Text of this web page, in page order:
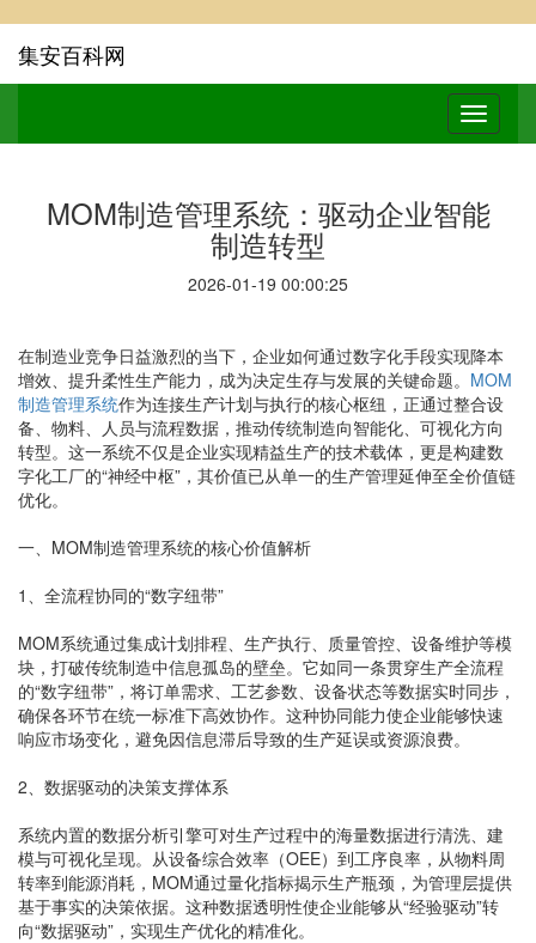
集安百科网
MOM制造管理系统：驱动企业智能
制造转型
2026-01-19 00:00:25
在制造业竞争日益激烈的当下，企业如何通过数字化手段实现降本
增效、提升柔性生产能力，成为决定生存与发展的关键命题。 MOM
制造管理系统作为连接生产计划与执行的核心枢纽，正通过整合设
备、物料、人员与流程数据，推动传统制造向智能化、可视化方向
转型。这一系统不仅是企业实现精益生产的技术载体，更是构建数
字化工厂的“神经中枢”，其价值已从单一的生产管理延伸至全价值链
优化。
一、MOM制造管理系统的核心价值解析
1、全流程协同的“数字纽带”
MOM系统通过集成计划排程、生产执行、质量管控、设备维护等模
块，打破传统制造中信息孤岛的壁垒。它如同一条贯穿生产全流程
的“数字纽带”，将订单需求、工艺参数、设备状态等数据实时同步，
确保各环节在统一标准下高效协作。这种协同能力使企业能够快速
响应市场变化，避免因信息滞后导致的生产延误或资源浪费。
2、数据驱动的决策支撑体系
系统内置的数据分析引擎可对生产过程中的海量数据进行清洗、建
模与可视化呈现。从设备综合效率（OEE）到工序良率，从物料周
转率到能源消耗，MOM通过量化指标揭示生产瓶颈，为管理层提供
基于事实的决策依据。这种数据透明性使企业能够从“经验驱动”转
向“数据驱动”，实现生产优化的精准化。